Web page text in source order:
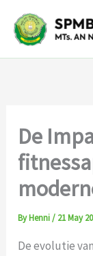
content
De
ByHenni/ 21 May
De evolutie